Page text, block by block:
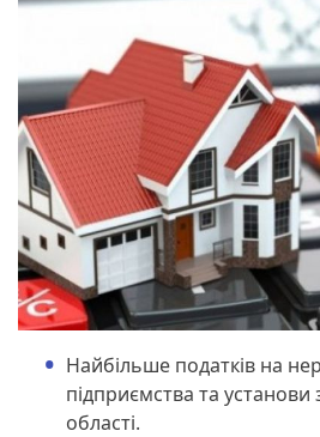
Найбільше податків на
підприємства та
області.